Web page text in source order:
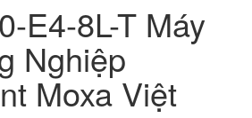
E4-8L-T Máy
Nghiệp
Moxa Việt